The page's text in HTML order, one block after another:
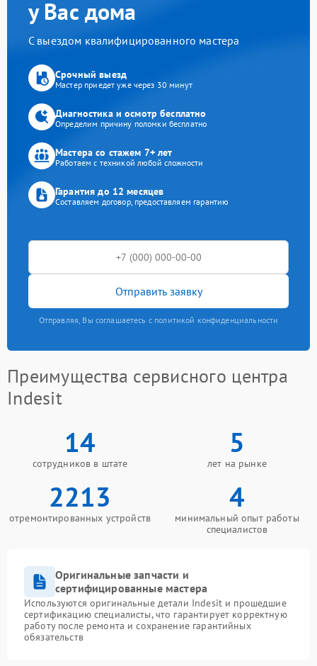
у Вас дома
С выездом квалифицированного мастера
Срочный выезд
Мастер приедет уже через 30 минут
Диагностика и осмотр бесплатно
Определим причину поломки бесплатно
Мастера со стажем 7+ лет
Работаем с техникой любой сложности
Гарантия до 12 месяцев
Составляем договор, предоставляем гарантию
Отправить заявку
Отправляя, Вы соглашаетесь с политикой конфиденциальности
Преимущества сервисного центра
Indesit
14
сотрудников в штате
5
лет на рынке
2213
отремонтированных устройств
4
минимальный опыт работы
специалистов
Оригинальные запчасти и
сертифицированные мастера
Используются оригинальные детали Indesit и прошедшие
сертификацию специалисты, что гарантирует корректную
работу после ремонта и сохранение гарантийных
обязательств